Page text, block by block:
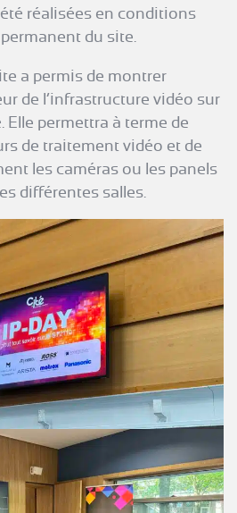
réalisées en conditions
du site.
a permis de montrer
de l’infrastructure vidéo sur
Elle permettra à terme de
de traitement vidéo et de
les caméras ou les panels
différentes salles.